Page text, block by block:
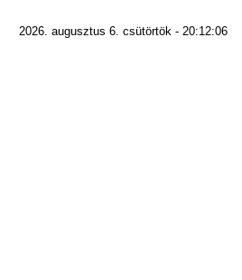
2026. augusztus 6. csütörtök - 20:12:06